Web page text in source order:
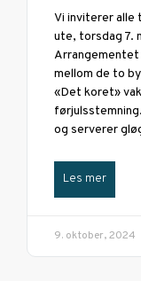
Vi inviterer alle
ute, torsdag 7.
mellom de to
«Det koret»
og serverer
Les mer
9. oktober, 2024